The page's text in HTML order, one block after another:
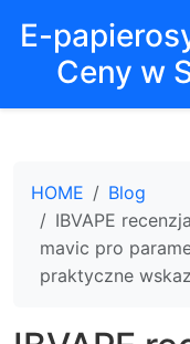
E-
Ceny w
HOME
Blog
IBVAPE
mavic pro
praktyczne